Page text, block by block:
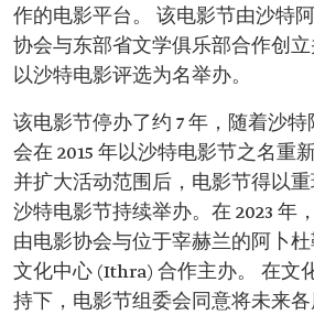
作的电影平台。 该电影节由沙特
协会与东部省文学俱乐部合作创
以沙特电影评选为名举办。
该电影节停办了约 7 年，随着沙
会在 2015 年以沙特电影节之名重
并扩大活动范围后，电影节得以
沙特电影节持续举办。在 2023 年
由电影协会与位于宰赫兰的阿卜
文化中心 (Ithra) 合作主办。 在文
持下，电影节组委会同意将未来